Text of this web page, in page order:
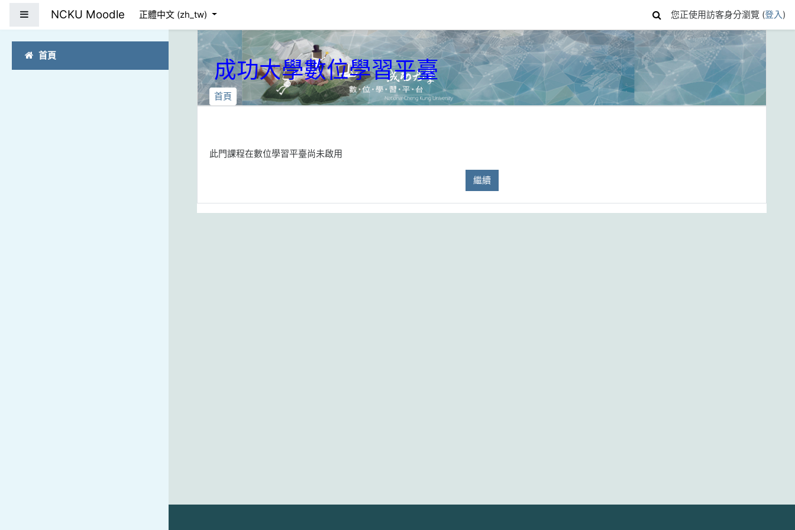
首頁
NCKU Moodle 正體中文 ‎(zh_tw)‎ 您正使用訪客身分瀏覽 (登入)
成功大學數位學習平臺
首頁
此門課程在數位學習平臺尚未啟用
繼續